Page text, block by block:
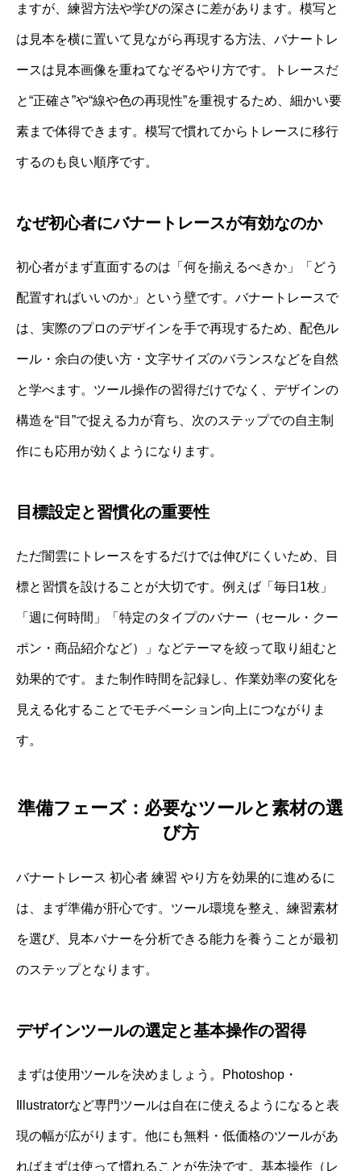
ますが、練習方法や学びの深さに差があります。模写と
は見本を横に置いて見ながら再現する方法、バナートレ
ースは見本画像を重ねてなぞるやり方です。トレースだ
と“正確さ”や“線や色の再現性”を重視するため、細かい要
素まで体得できます。模写で慣れてからトレースに移行
するのも良い順序です。
なぜ初心者にバナートレースが有効なのか
初心者がまず直面するのは「何を揃えるべきか」「どう
配置すればいいのか」という壁です。バナートレースで
は、実際のプロのデザインを手で再現するため、配色ル
ール・余白の使い方・文字サイズのバランスなどを自然
と学べます。ツール操作の習得だけでなく、デザインの
構造を“目”で捉える力が育ち、次のステップでの自主制
作にも応用が効くようになります。
目標設定と習慣化の重要性
ただ闇雲にトレースをするだけでは伸びにくいため、目
標と習慣を設けることが大切です。例えば「毎日1枚」
「週に何時間」「特定のタイプのバナー（セール・クー
ポン・商品紹介など）」などテーマを絞って取り組むと
効果的です。また制作時間を記録し、作業効率の変化を
見える化することでモチベーション向上につながりま
す。
準備フェーズ：必要なツールと素材の選
び方
バナートレース 初心者 練習 やり方を効果的に進めるに
は、まず準備が肝心です。ツール環境を整え、練習素材
を選び、見本バナーを分析できる能力を養うことが最初
のステップとなります。
デザインツールの選定と基本操作の習得
まずは使用ツールを決めましょう。Photoshop・
Illustratorなど専門ツールは自在に使えるようになると表
現の幅が広がります。他にも無料・低価格のツールがあ
ればまずは使って慣れることが先決です。基本操作（レ